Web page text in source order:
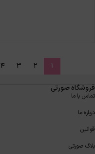
1
2
3
4
فروشگاه صورتی
تماس با ما
درباره ما
قوانین
بلاگ صورتی